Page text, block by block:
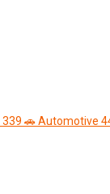
339 🚗Automotive